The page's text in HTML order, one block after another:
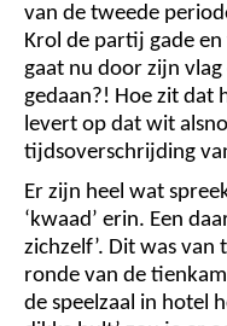
van de tweede
Krol de partij gade
gaat nu door zijn
gedaan?! Hoe zit dat
levert op dat wit
tijdsoverschrijding
Er zijn heel wat
‘kwaad’ erin. Een
zichzelf’. Dit was van
ronde van de
de speelzaal in hotel